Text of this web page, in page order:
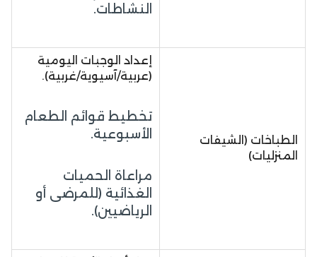
النشاطات.
الطباخات (الشيفات
المنزليات)
إعداد الوجبات اليومية
(عربية/آسيوية/غربية).
تخطيط قوائم الطعام
الأسبوعية.
مراعاة الحميات
الغذائية (للمرضى أو
الرياضيين).